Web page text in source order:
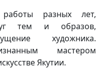
разных лет,
тем и образов,
художника.
мастером
Якутии.